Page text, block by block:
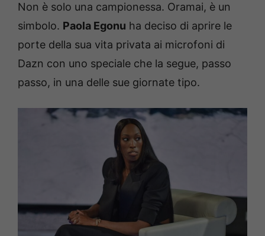
Non è solo una campionessa. Oramai, è un
simbolo. Paola Egonu ha deciso di aprire le
porte della sua vita privata ai microfoni di
Dazn con uno speciale che la segue, passo
passo, in una delle sue giornate tipo.